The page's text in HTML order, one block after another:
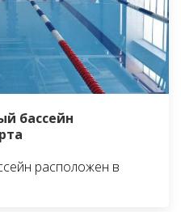
бассейн
расположен в